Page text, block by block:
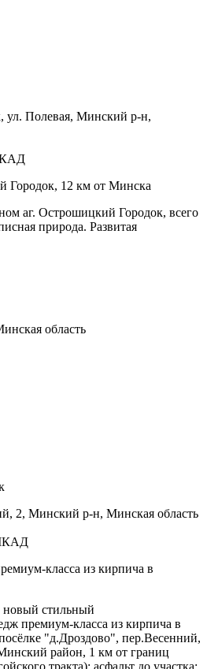
ул. Полевая, Минский р-н,
Городок, 12 км от Минска
аг. Острошицкий Городок, всего
природа. Развитая
область
2, Минский р-н, Минская область
класса из кирпича в
новый стильный
премиум-класса из кирпича в
"д.Дроздово", пер.Весенний,
район, 1 км от границ
тракта); асфальт до участка;